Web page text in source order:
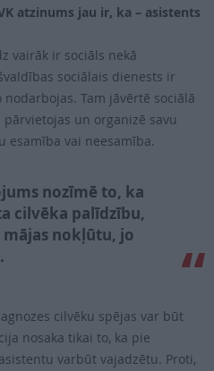
atzinums jau ir, ka – asistents
vairāk ir sociāls nekā
sociālais dienests ir
Tam jāvērtē sociālā
un organizē savu
esamība vai neesamība.
nozīmē to, ka
cilvēka palīdzību,
nokļūtu, jo
cilvēku spējas var būt
nosaka tikai to, ka pie
varbūt vajadzētu. Proti,